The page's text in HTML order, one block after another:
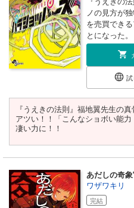
ノの見方が
を売買でき
とになった
い、その能
戦うことを
える能力だが
ルが引き出され…！？ 『う
ミを木に変
溺れると午
ない力で戦
マンガの第
『うえきの法則』福地翼先生の
アツい！！「こんなショボい能
凄い力に！！
あだしの奇
ワザワキリ
完結